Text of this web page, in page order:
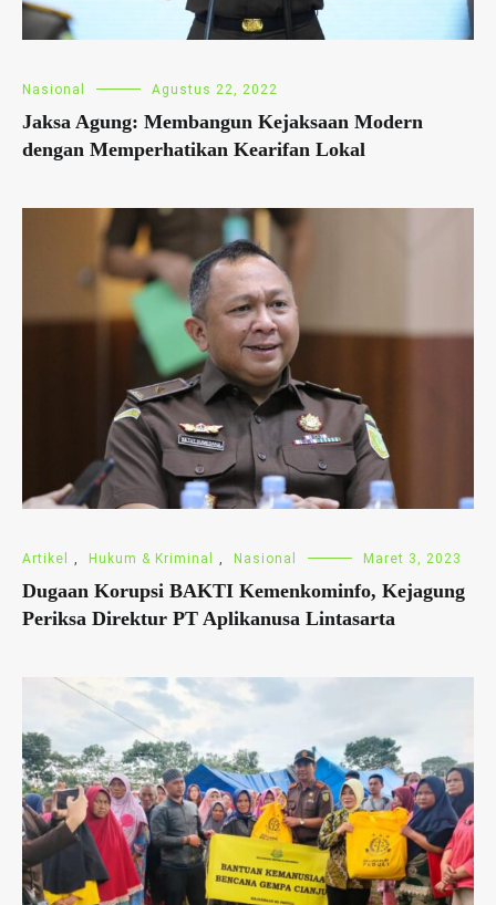
Nasional Agustus 22, 2022
Jaksa Agung: Membangun Kejaksaan Modern
dengan Memperhatikan Kearifan Lokal
Artikel , Hukum & Kriminal , Nasional Maret 3, 2023
Dugaan Korupsi BAKTI Kemenkominfo, Kejagung
Periksa Direktur PT Aplikanusa Lintasarta